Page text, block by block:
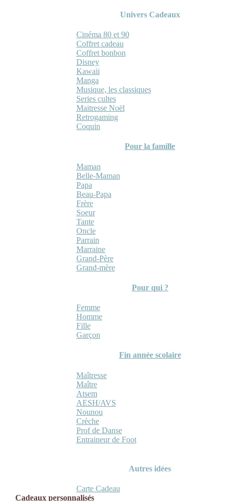
Univers Cadeaux
Cinéma 80 et 90
Coffret cadeau
Coffret bonbon
Disney
Kawaii
Manga
Musique, les classiques
Series cultes
Maitresse Noël
Retrogaming
Coquin
Pour la famille
Maman
Belle-Maman
Papa
Beau-Papa
Frère
Soeur
Tante
Oncle
Parrain
Marraine
Grand-Père
Grand-mère
Pour qui ?
Femme
Homme
Fille
Garçon
Fin année scolaire
Maîtresse
Maître
Atsem
AESH/AVS
Nounou
Crèche
Prof de Danse
Entraineur de Foot
Autres idées
Carte Cadeau
Cadeaux personnalisés